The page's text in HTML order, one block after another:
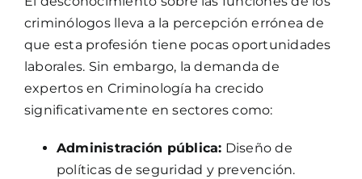
criminólogos lleva a la percepción errónea de
que esta profesión tiene pocas oportunidades
laborales. Sin embargo, la demanda de
expertos en Criminología ha crecido
significativamente en sectores como:
Administración pública: Diseño de
políticas de seguridad y prevención.